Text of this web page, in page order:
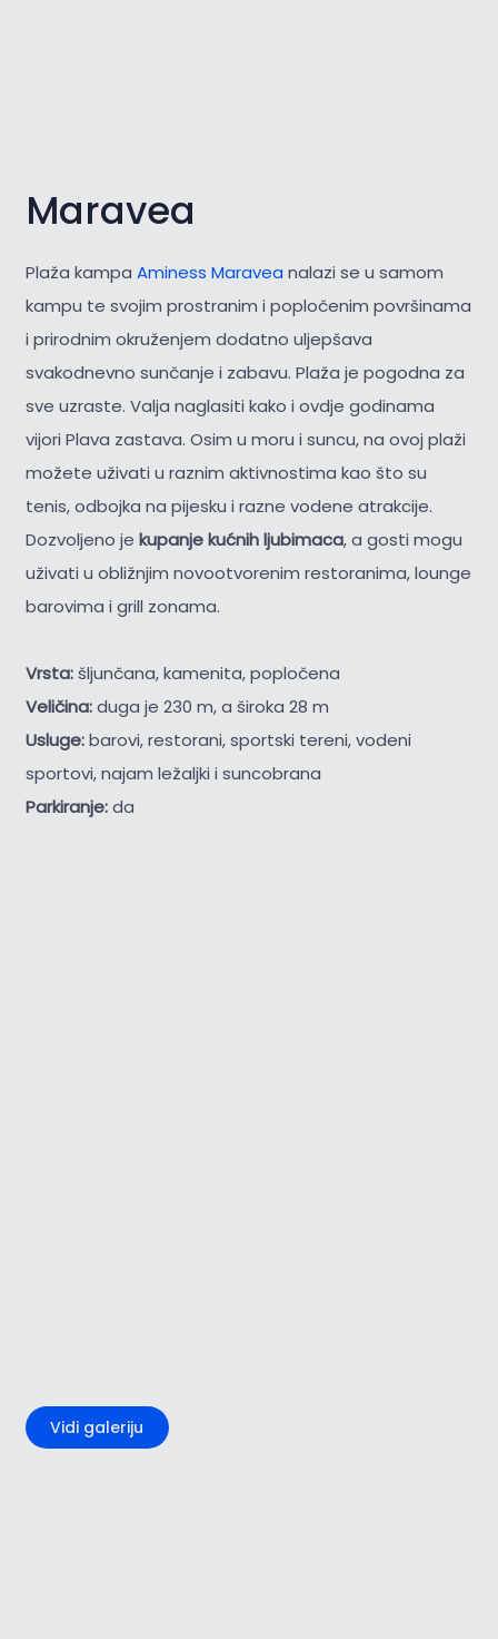
Maravea
Plaža kampa Aminess Maravea nalazi se u samom
kampu te svojim prostranim i popločenim površinama
i prirodnim okruženjem dodatno uljepšava
svakodnevno sunčanje i zabavu. Plaža je pogodna za
sve uzraste. Valja naglasiti kako i ovdje godinama
vijori Plava zastava. Osim u moru i suncu, na ovoj plaži
možete uživati u raznim aktivnostima kao što su
tenis, odbojka na pijesku i razne vodene atrakcije.
Dozvoljeno je kupanje kućnih ljubimaca, a gosti mogu
uživati u obližnjim novootvorenim restoranima, lounge
barovima i grill zonama.
Vrsta:šljunčana, kamenita, popločena
Veličina:duga je 230 m, a široka 28 m
Usluge:barovi, restorani, sportski tereni, vodeni
sportovi, najam ležaljki i suncobrana
Parkiranje:da
Vidi galeriju